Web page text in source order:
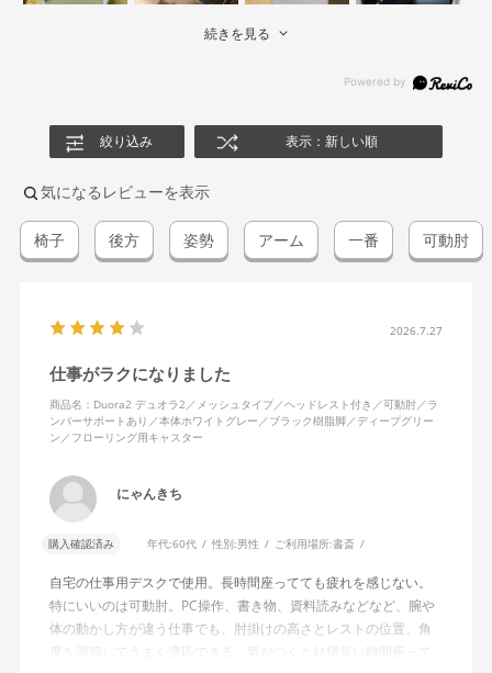
続きを見る
絞り込み 表示：新しい順
気になるレビューを表示
椅子 後方 姿勢 アーム 一番 可動肘
2026.7.27
仕事がラクになりました
商品名：Duora2 デュオラ2／メッシュタイプ／ヘッドレスト付き／可動肘／ラ
ンバーサポートあり／本体ホワイトグレー／ブラック樹脂脚／ディープグリー
ン／フローリング用キャスター
にゃんきち
購入確認済み 年代:60代 性別:男性 ご利用場所:書斎
自宅の仕事用デスクで使用。長時間座ってても疲れを感じない。
特にいいのは可動肘。PC操作、書き物、資料読みなどなど、腕や
体の動かし方が違う仕事でも、肘掛けの高さとレストの位置、角
度を調節してうまく適応できる。気がつくと結構長い時間座って